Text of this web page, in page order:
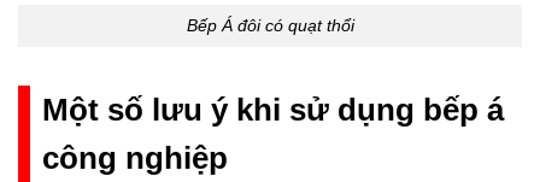
Bếp Á đôi có quạt thổi
Một số lưu ý khi sử dụng bếp á
công nghiệp